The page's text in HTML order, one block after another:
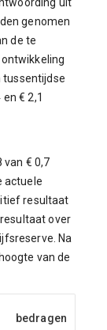
genomen
de te
tussentijdse
€ 2,1
van € 0,7
actuele
resultaat
over
Na
van de
bedragen